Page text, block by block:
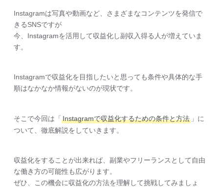
Instagramは写真や動画など、さまざまなコンテンツを発信で
きるSNSですが
今、Instagramを活用して収益化し副収入得る人が増えていま
す。
Instagramで収益化を目指したいと思っても条件や具体的な手
順はなかなか情報がないのが現状です。
そこで今回は「 Instagramで収益化するための条件と方法 」に
ついて、徹底解説をしていきます。
収益化をすることが出来れば、副業やフリーランスとして自由
な働き方の可能性も広がります。
ぜひ、この機会に収益化の方法を理解して挑戦してみましょ